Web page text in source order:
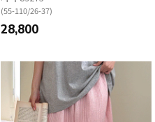
(55-110/26-37)
28,800